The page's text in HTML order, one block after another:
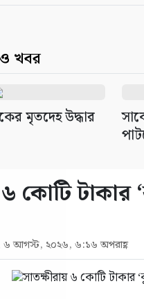
খবর
মৃতদেহ উদ্ধার
৬ কোটি
৬ আগস্ট, ২০২৬, ৬:১৬ অপরাহ্ণ